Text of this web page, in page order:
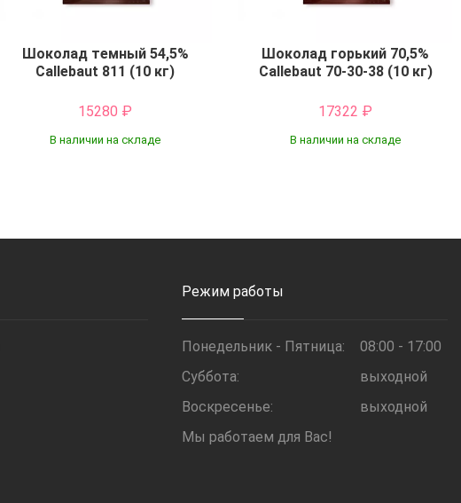
Шоколад темный 54,5%
Callebaut 811 (10 кг)
15280 ₽
В наличии на складе
Шоколад горький 70,5%
Callebaut 70-30-38 (10 кг)
17322 ₽
В наличии на складе
Режим работы
Понедельник - Пятница:
08:00 - 17:00
Суббота:
выходной
Воскресенье:
выходной
Мы работаем для Вас!